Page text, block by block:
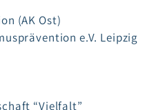
(AK Ost)
e.V. Leipzig
“Vielfalt”